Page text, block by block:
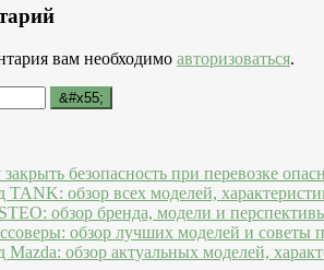
вам необходимо авторизоваться.
безопасность при перевозке
обзор всех моделей,
обзор бренда, модели и
обзор лучших моделей и советы
обзор актуальных моделей,